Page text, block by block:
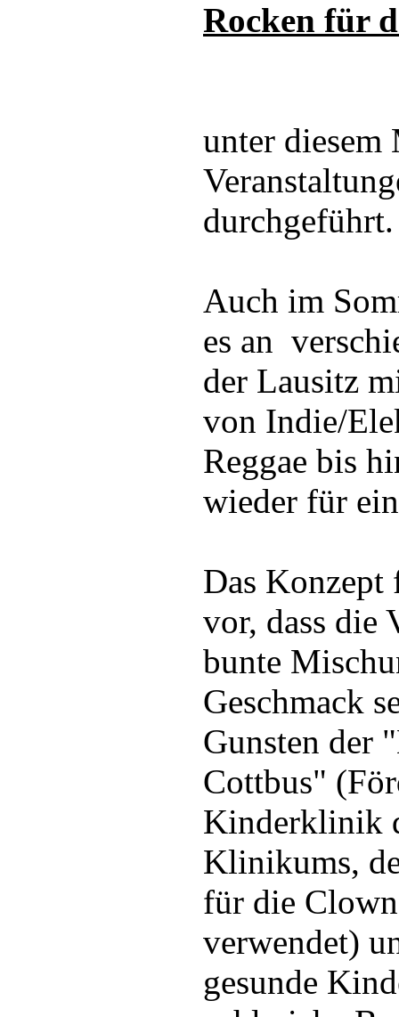
Rocken für
unter diesem
durchgeführt.
Auch im
es an
der Lausitz
von Indie/
Reggae bis
wieder für
Das Konzept
vor, dass die
bunte
Geschmack
Gunsten der
Cottbus"
Kinderklinik
Klinikums,
für die
verwendet)
gesunde